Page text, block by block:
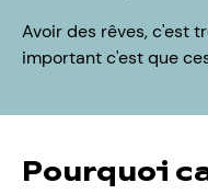
Avoir des rêves, c'est
important c'est que
Pourquoi